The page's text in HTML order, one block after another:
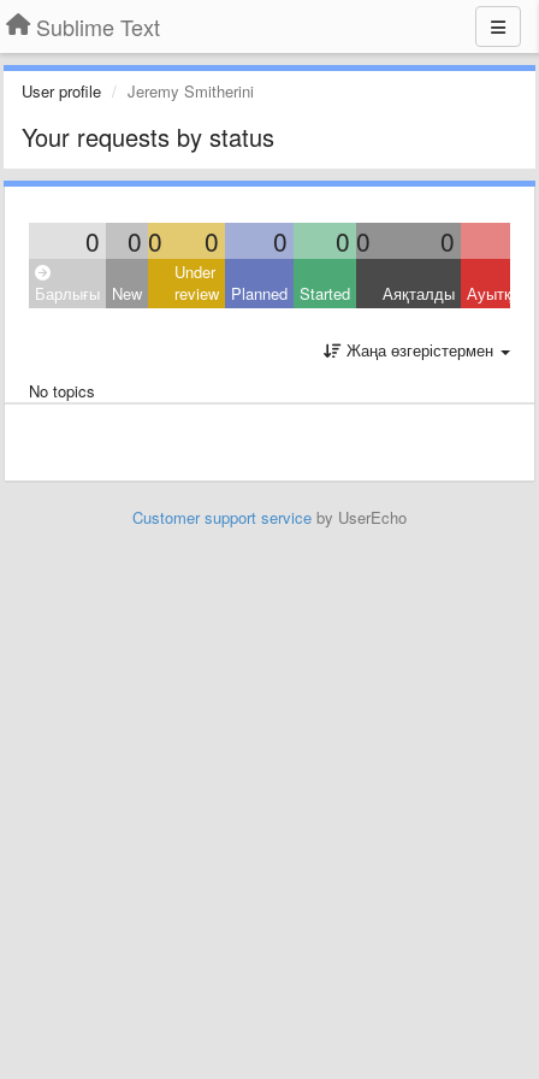
Sublime Text
User profile Jeremy Smitherini
Your requests by status
0 0 0 0 0 0 0 0
Барлығы New
Under
review Planned Started Аяқталды
Жаңа өзгерістермен
No topics
Customer support service by UserEcho